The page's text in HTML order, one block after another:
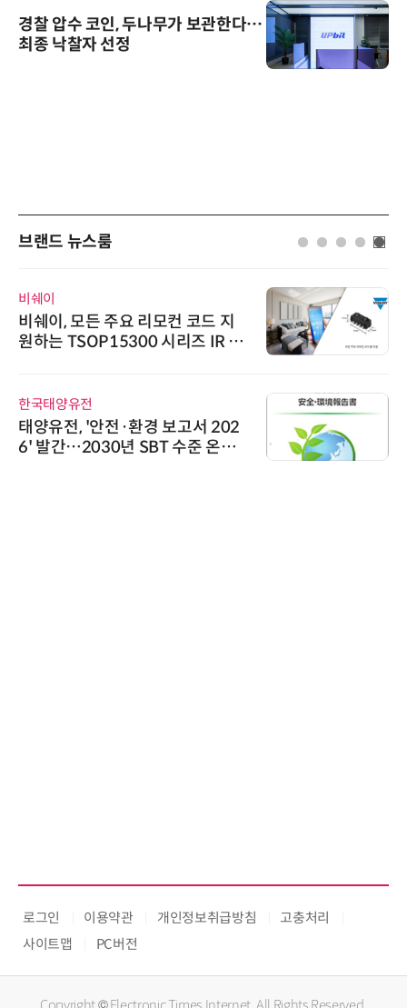
경찰 압수 코인, 두나무가 보관한다…
최종 낙찰자 선정
브랜드 뉴스룸
비쉐이
비쉐이, 모든 주요 리모컨 코드 지
원하는 TSOP15300 시리즈 IR 수
한국태양유전
태양유전, '안전·환경 보고서 202
6' 발간…2030년 SBT 수준 온실
로그인 이용약관 개인정보취급방침
고충처리
사이트맵
PC버전